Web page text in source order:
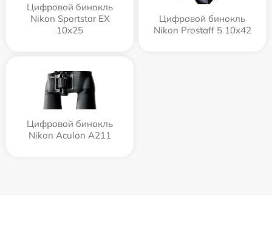
Цифровой бинокль
Nikon Sportstar EX
10x25
Цифровой бинокль
Nikon Prostaff 5 10x42
Цифровой бинокль
Nikon Aculon A211